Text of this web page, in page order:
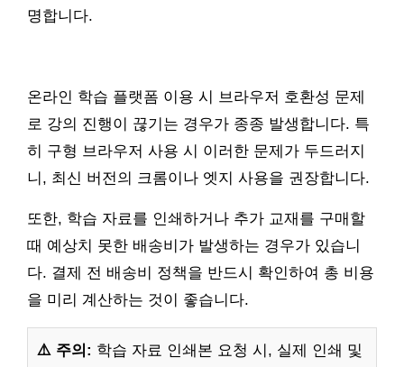
명합니다.
온라인 학습 플랫폼 이용 시 브라우저 호환성 문제
로 강의 진행이 끊기는 경우가 종종 발생합니다. 특
히 구형 브라우저 사용 시 이러한 문제가 두드러지
니, 최신 버전의 크롬이나 엣지 사용을 권장합니다.
또한, 학습 자료를 인쇄하거나 추가 교재를 구매할
때 예상치 못한 배송비가 발생하는 경우가 있습니
다. 결제 전 배송비 정책을 반드시 확인하여 총 비용
을 미리 계산하는 것이 좋습니다.
⚠️ 주의: 학습 자료 인쇄본 요청 시, 실제 인쇄 및